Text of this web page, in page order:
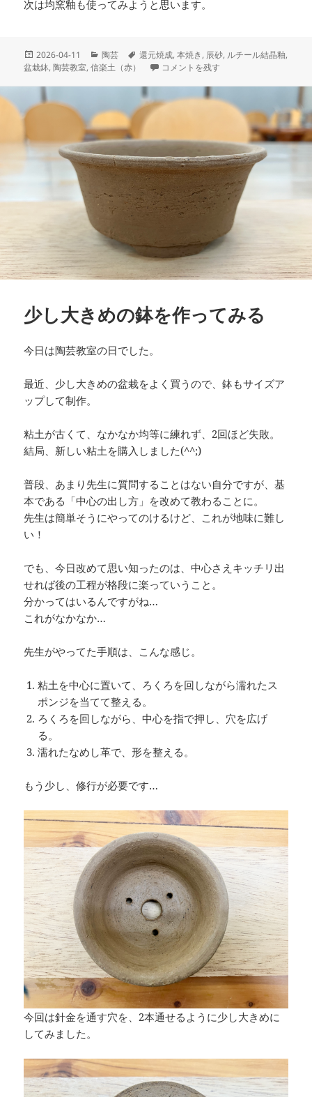
次は均窯釉も使ってみようと思います。
投
稿
2026-04-11
カ
テ
陶芸
タ
還元焼成,本焼き, 辰砂, ルチール結晶釉,
盆栽鉢,陶芸教室,信楽土（赤） 本焼きがあがってきました に
コメントを残す
少し大きめの鉢を作ってみる
今日は陶芸教室の日でした。
最近、少し大きめの盆栽をよく買うので、鉢もサイズア
ップして制作。
粘土が古くて、なかなか均等に練れず、2回ほど失敗。
結局、新しい粘土を購入しました(^^;)
普段、あまり先生に質問することはない自分ですが、基
本である「中心の出し方」を改めて教わることに。
先生は簡単そうにやってのけるけど、これが地味に難し
い！
でも、今日改めて思い知ったのは、中心さえキッチリ出
せれば後の工程が格段に楽っていうこと。
分かってはいるんですがね…
これがなかなか…
先生がやってた手順は、こんな感じ。
粘土を中心に置いて、ろくろを回しながら濡れたス
ポンジを当てて整える。
ろくろを回しながら、中心を指で押し、穴を広げ
る。
濡れたなめし革で、形を整える。
もう少し、修行が必要です…
今回は針金を通す穴を、2本通せるように少し大きめに
してみました。